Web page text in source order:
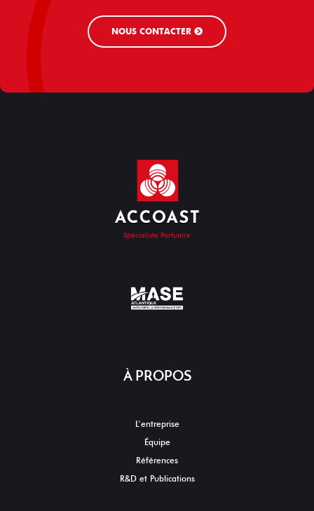
NOUS CONTACTER
Spécialiste Portuaire
À PROPOS
L’entreprise
Équipe
Références
R&D et Publications